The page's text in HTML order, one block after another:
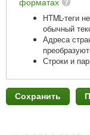
HTML-теги
обычный
Адреса
Строки и